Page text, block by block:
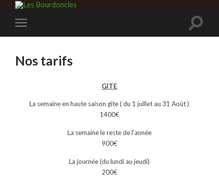
Nos tarifs
GITE
La semaine en haute saison gîte ( du 1 juillet au 31 Août )
1400€
La semaine le reste de l’année
900€
La journée (du lundi au jeudi)
200€